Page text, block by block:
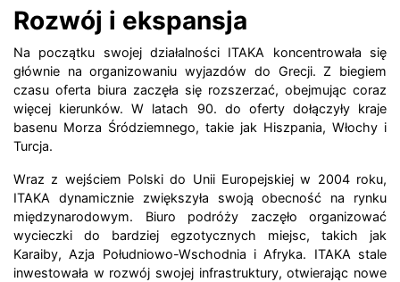
Rozwój i ekspansja
Na początku swojej działalności ITAKA koncentrowała się
głównie na organizowaniu wyjazdów do Grecji. Z biegiem
czasu oferta biura zaczęła się rozszerzać, obejmując coraz
więcej kierunków. W latach 90. do oferty dołączyły kraje
basenu Morza Śródziemnego, takie jak Hiszpania, Włochy i
Turcja.
Wraz z wejściem Polski do Unii Europejskiej w 2004 roku,
ITAKA dynamicznie zwiększyła swoją obecność na rynku
międzynarodowym. Biuro podróży zaczęło organizować
wycieczki do bardziej egzotycznych miejsc, takich jak
Karaiby, Azja Południowo-Wschodnia i Afryka. ITAKA stale
inwestowała w rozwój swojej infrastruktury, otwierając nowe